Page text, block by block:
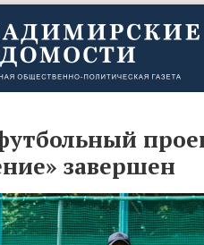
завершен